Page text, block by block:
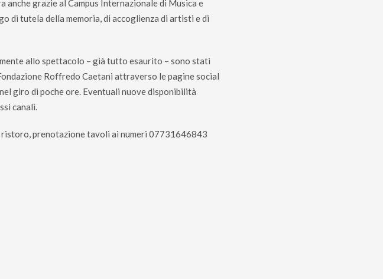
grazie al Campus Internazionale di Musica e
di tutela della memoria, di accoglienza di artisti e di
allo spettacolo – già tutto esaurito – sono stati
Roffredo Caetani attraverso le pagine social
giro di poche ore. Eventuali nuove disponibilità
canali.
prenotazione tavoli ai numeri 07731646843